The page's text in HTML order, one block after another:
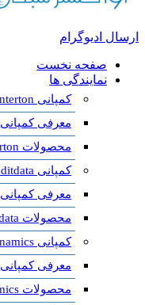
ارسال ادیوگرام
صفحه نخست
نمایندگی ها
کمپانی Interton
معرفی کمپانی Interton
محصولات Interton
کمپانی Auditdata
معرفی کمپانی Auditdata
محصولات Auditdata
کمپانی Otodynamics
معرفی کمپانی Otodynamics
محصولات Otodynamics